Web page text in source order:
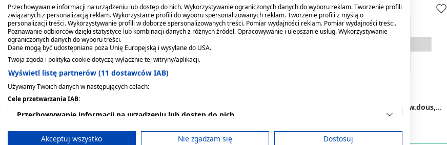
Paracetamol Polfa-Łódź,
500 mg, tabletki, 10 szt
2,49 zł
mg/ml), krople, 30 ml
18,89 zł
gran.d/sp.roztw.dous,
18,99 zł
gran.d/sp.roztw.dous,
(i.rów),Delf,Bułg,8sasz
18,39 zł
Nurofen d/dzieci Forte
trusk,40mg/ml,zaw(i.row)InPh,N,100ml
23,59 zł
trusk,40mg/ml,zaw(i.rów)Delf,DE,100ml
25,59 zł
gran.d/sp.roztw.dous,
18,99 zł
Gruszka, z miękką
końcówką nr 9 (Kej)
końcówką nr 2 (Kej)
końcówką nr 7 (Kej)
ssania, o sm.trusk., 50
Przechowywanie informacji na urządzeniu lub dostęp do nich. Wykorzystywanie ograniczonych danych do wyboru reklam. Tworzenie profili
związanych z personalizacją reklam. Wykorzystanie profili do wyboru spersonalizowanych reklam. Tworzenie profili z myślą o
personalizacji treści. Wykorzystywanie profili w doborze spersonalizowanych treści. Pomiar wydajności reklam. Pomiar wydajności treści.
Poznawanie odbiorców dzięki statystyce lub kombinacji danych z różnych źródeł. Opracowywanie i ulepszanie usług. Wykorzystywanie
ograniczonych danych do wyboru treści.
Dane mogą być udostępniane poza Unię Europejską i wysyłane do USA.
Twoja zgoda i polityka cookie dotyczą wyłącznie tej witryny/aplikacji.
Wyświetl listę partnerów (11 dostawców IAB)
Używamy Twoich danych w następujących celach:
Cele przetwarzania IAB:
Przechowywanie informacji na urządzeniu lub dostęp do nich
Wykorzystywanie ograniczonych danych do wyboru reklam
Akceptuj wszystko Nie zgadzam się Dostosuj